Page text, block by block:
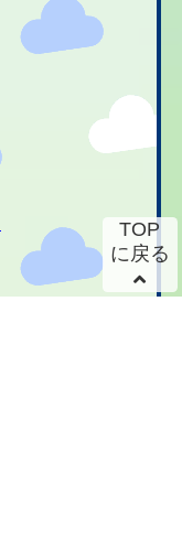
TOP
に戻る